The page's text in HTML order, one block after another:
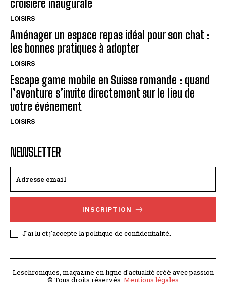
croisière inaugurale
LOISIRS
Aménager un espace repas idéal pour son chat :
les bonnes pratiques à adopter
LOISIRS
Escape game mobile en Suisse romande : quand
l’aventure s’invite directement sur le lieu de
votre événement
LOISIRS
NEWSLETTER
INSCRIPTION
J'ai lu et j'accepte la politique de confidentialité.
Leschroniques, magazine en ligne d'actualité créé avec passion
© Tous droits réservés. Mentions légales